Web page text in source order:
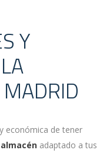
Y
económica de tener
adaptado a tus